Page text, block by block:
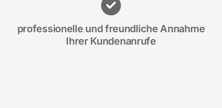
professionelle und freundliche Annahme
Ihrer Kundenanrufe